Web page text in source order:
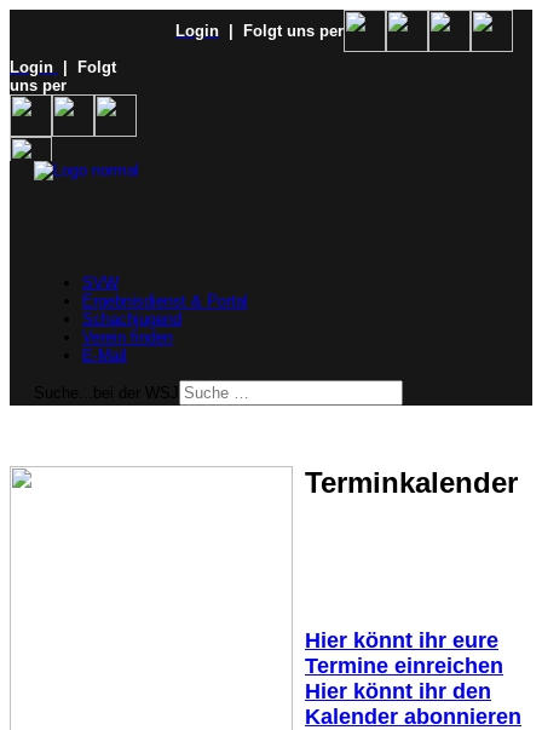
Login
| Folgt uns per
Login
| Folgt
uns per
SVW
Ergebnisdienst & Portal
Schachjugend
Verein finden
E-Mail
Terminkalender
Hier könnt ihr eure
Termine einreichen
Hier könnt ihr den
Kalender abonnieren